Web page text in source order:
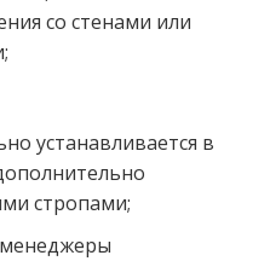
со стенами или
устанавливается в
стропами;